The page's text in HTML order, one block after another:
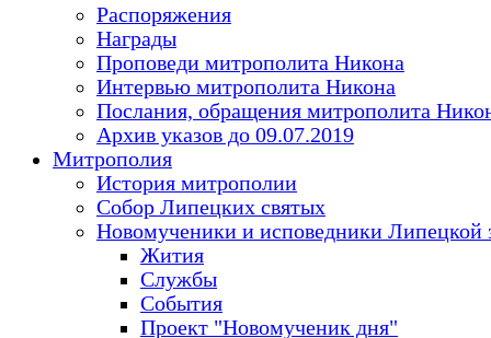
Распоряжения
Награды
Проповеди митрополита Никона
Интервью митрополита Никона
Послания, обращения митрополита
Архив указов до 09.07.2019
Митрополия
История митрополии
Собор Липецких святых
Новомученики и исповедники Липецкой
Жития
Службы
События
Проект "Новомученик дня"